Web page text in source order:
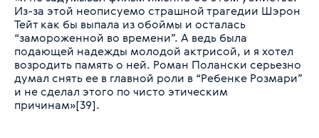
Из-за этой неописуемо страшной трагедии Шэрон
Тейт как бы выпала из обоймы и осталась
“замороженной во времени”. А ведь была
подающей надежды молодой актрисой, и я хотел
возродить память о ней. Роман Полански серьезно
думал снять ее в главной роли в “Ребенке Розмари”
и не сделал этого по чисто этическим
причинам»[39].